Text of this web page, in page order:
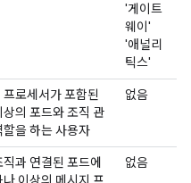
'게이트
웨이'
'애널리
틱스'
프로세서가 포함된
상의 포드와 조직 관
할을 하는 사용자
없음
과 연결된 포드에
없음